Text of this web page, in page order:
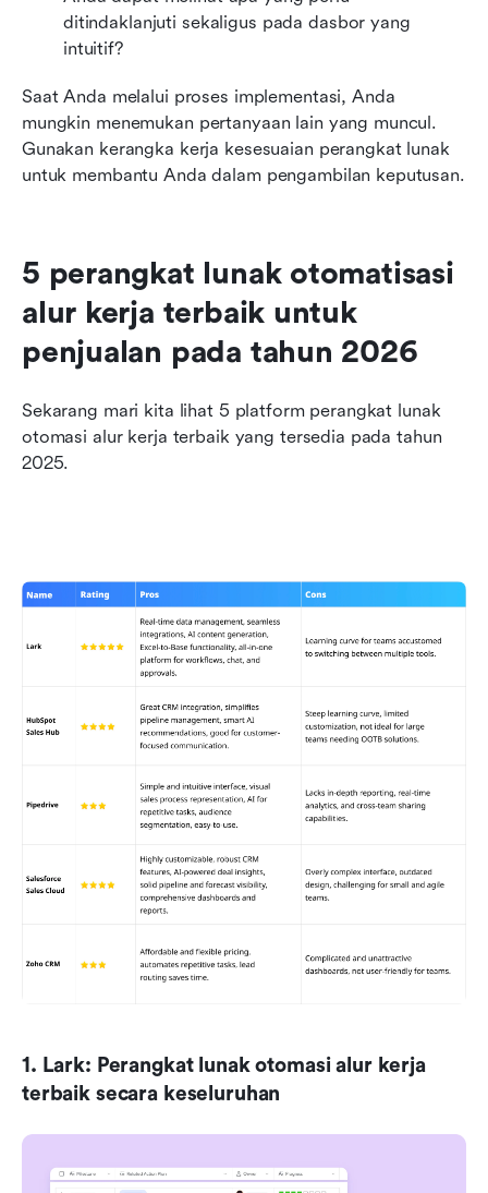
ditindaklanjuti sekaligus pada dasbor yang
intuitif?
Saat Anda melalui proses implementasi, Anda
mungkin menemukan pertanyaan lain yang muncul.
Gunakan kerangka kerja kesesuaian perangkat lunak
untuk membantu Anda dalam pengambilan keputusan.
5 perangkat lunak otomatisasi
alur kerja terbaik untuk
penjualan pada tahun 2026
Sekarang mari kita lihat 5 platform perangkat lunak
otomasi alur kerja terbaik yang tersedia pada tahun
2025.
1. Lark: Perangkat lunak otomasi alur kerja
terbaik secara keseluruhan